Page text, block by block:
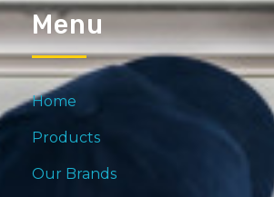
Menu
Home
Products
Our Brands